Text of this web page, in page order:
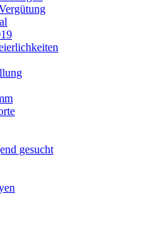
gesucht